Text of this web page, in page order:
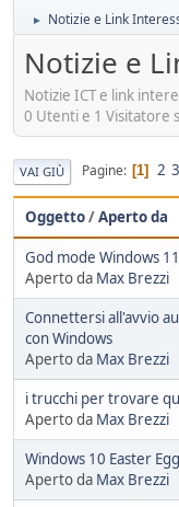
► Notizie e Link
Notizie e
Notizie ICT e link
0 Utenti e 1 Visitatore
VAI GIÙ Pagine 1 2 3
Oggetto/Aperto da
God mode Windows
Aperto da Max Brezzi
Connettersi all'avvio
con Windows
Aperto da Max Brezzi
i trucchi per trovare
Aperto da Max Brezzi
Windows 10 Easter
Aperto da Max Brezzi